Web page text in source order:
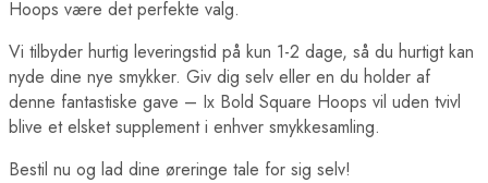
Hoops være det perfekte valg.
Vi tilbyder hurtig leveringstid på kun 1-2 dage, så du hurtigt kan
nyde dine nye smykker. Giv dig selv eller en du holder af
denne fantastiske gave – Ix Bold Square Hoops vil uden tvivl
blive et elsket supplement i enhver smykkesamling.
Bestil nu og lad dine øreringe tale for sig selv!